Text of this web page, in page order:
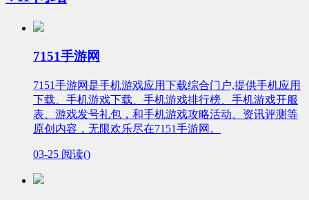
7151手游网
7151手游网是手机游戏应用下载综合门户,提供手机应用
下载、手机游戏下载、手机游戏排行榜、手机游戏开服
表、游戏发号礼包，和手机游戏攻略活动、资讯评测等
原创内容，无限欢乐尽在7151手游网。
03-25 阅读()